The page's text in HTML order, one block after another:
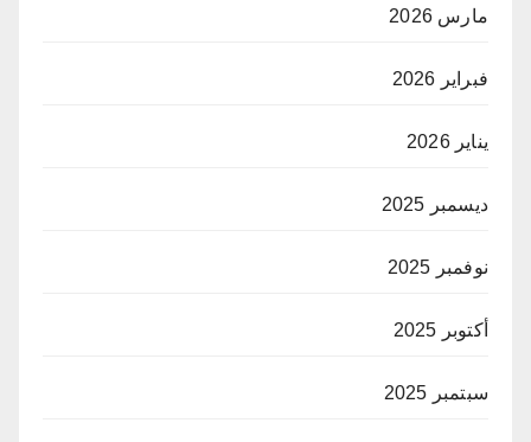
مارس 2026
فبراير 2026
يناير 2026
ديسمبر 2025
نوفمبر 2025
أكتوبر 2025
سبتمبر 2025